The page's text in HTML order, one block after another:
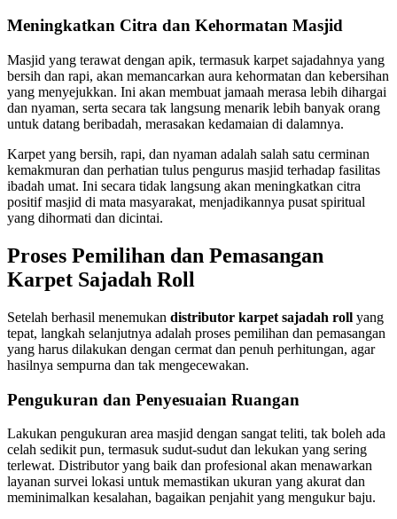
Meningkatkan Citra dan Kehormatan Masjid
Masjid yang terawat dengan apik, termasuk karpet sajadahnya yang
bersih dan rapi, akan memancarkan aura kehormatan dan kebersihan
yang menyejukkan. Ini akan membuat jamaah merasa lebih dihargai
dan nyaman, serta secara tak langsung menarik lebih banyak orang
untuk datang beribadah, merasakan kedamaian di dalamnya.
Karpet yang bersih, rapi, dan nyaman adalah salah satu cerminan
kemakmuran dan perhatian tulus pengurus masjid terhadap fasilitas
ibadah umat. Ini secara tidak langsung akan meningkatkan citra
positif masjid di mata masyarakat, menjadikannya pusat spiritual
yang dihormati dan dicintai.
Proses Pemilihan dan Pemasangan
Karpet Sajadah Roll
Setelah berhasil menemukan distributor karpet sajadah roll yang
tepat, langkah selanjutnya adalah proses pemilihan dan pemasangan
yang harus dilakukan dengan cermat dan penuh perhitungan, agar
hasilnya sempurna dan tak mengecewakan.
Pengukuran dan Penyesuaian Ruangan
Lakukan pengukuran area masjid dengan sangat teliti, tak boleh ada
celah sedikit pun, termasuk sudut-sudut dan lekukan yang sering
terlewat. Distributor yang baik dan profesional akan menawarkan
layanan survei lokasi untuk memastikan ukuran yang akurat dan
meminimalkan kesalahan, bagaikan penjahit yang mengukur baju.